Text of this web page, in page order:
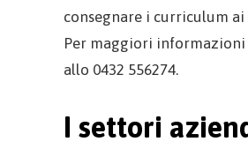
consegnare i curriculum
Per maggiori
allo 0432 556274.
I settori